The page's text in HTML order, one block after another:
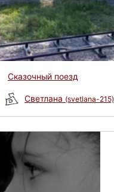
Сказочный поезд
Светлана (svetlana-215)